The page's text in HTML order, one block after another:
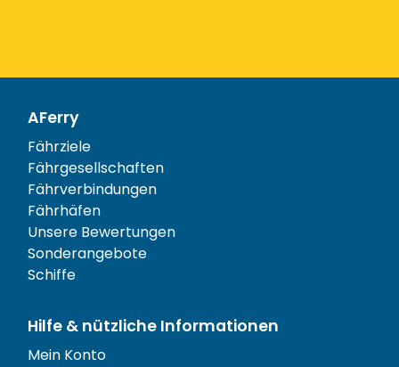
AFerry
Fährziele
Fährgesellschaften
Fährverbindungen
Fährhäfen
Unsere Bewertungen
Sonderangebote
Schiffe
Hilfe & nützliche Informationen
Mein Konto